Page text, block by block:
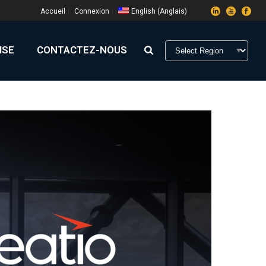
Accueil Connexion English (Anglais)
CONTACTEZ-NOUS